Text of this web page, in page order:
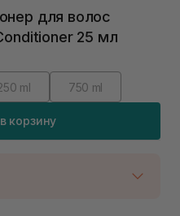
для волос
25 мл
ml 750 ml
корзину